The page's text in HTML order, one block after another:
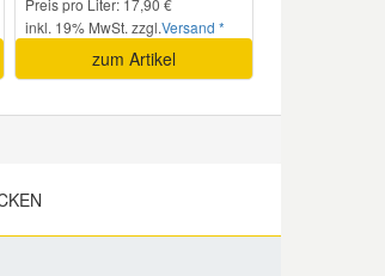
inkl. 19% MwSt. zzgl.Versand *
zum Artikel